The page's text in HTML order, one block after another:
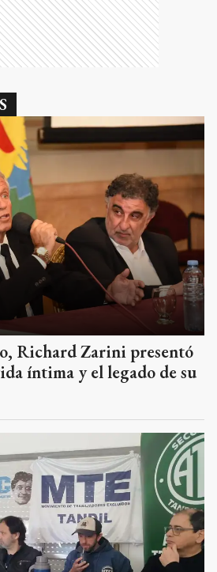
Richard Zarini presentó
íntima y el legado de su